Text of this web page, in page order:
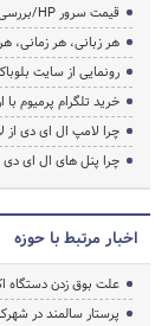
قیمت سرور HP/بررسی و خرید سرور اچ پی
هر زبانی، هر زمانی،
رونمایی از سایت
خرید تلگرام پرمیوم
چرا لامپ ال ای دی
چرا پنل های ال ای
اخبار مرتبط با حوزه
علت بوق زدن دستگاه
پرستار سالمند در